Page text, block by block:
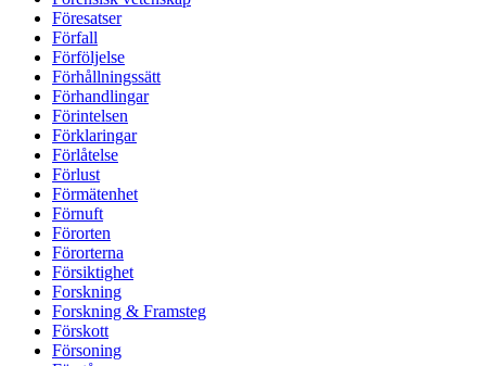
Föresatser
Förfall
Förföljelse
Förhållningssätt
Förhandlingar
Förintelsen
Förklaringar
Förlåtelse
Förlust
Förmätenhet
Förnuft
Förorten
Förorterna
Försiktighet
Forskning
Forskning & Framsteg
Förskott
Försoning